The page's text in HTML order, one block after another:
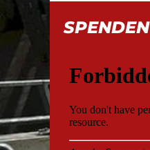
SPENDEN